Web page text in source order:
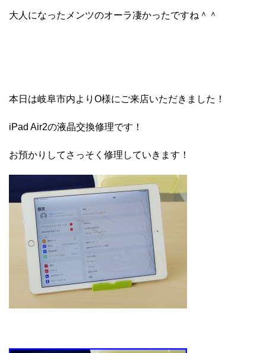
大人になったメンツのオーラ凄かったですね＾＾
本日は岐阜市内よりO様にご来店いただきました！
iPad Air2の液晶交換修理です！
お預かりしてさっそく修理していきます！